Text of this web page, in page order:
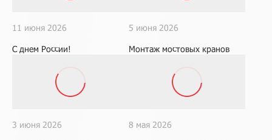
11 июня 2026
С днем России!
5 июня 2026
Монтаж мостовых кранов
3 июня 2026 8 мая 2026